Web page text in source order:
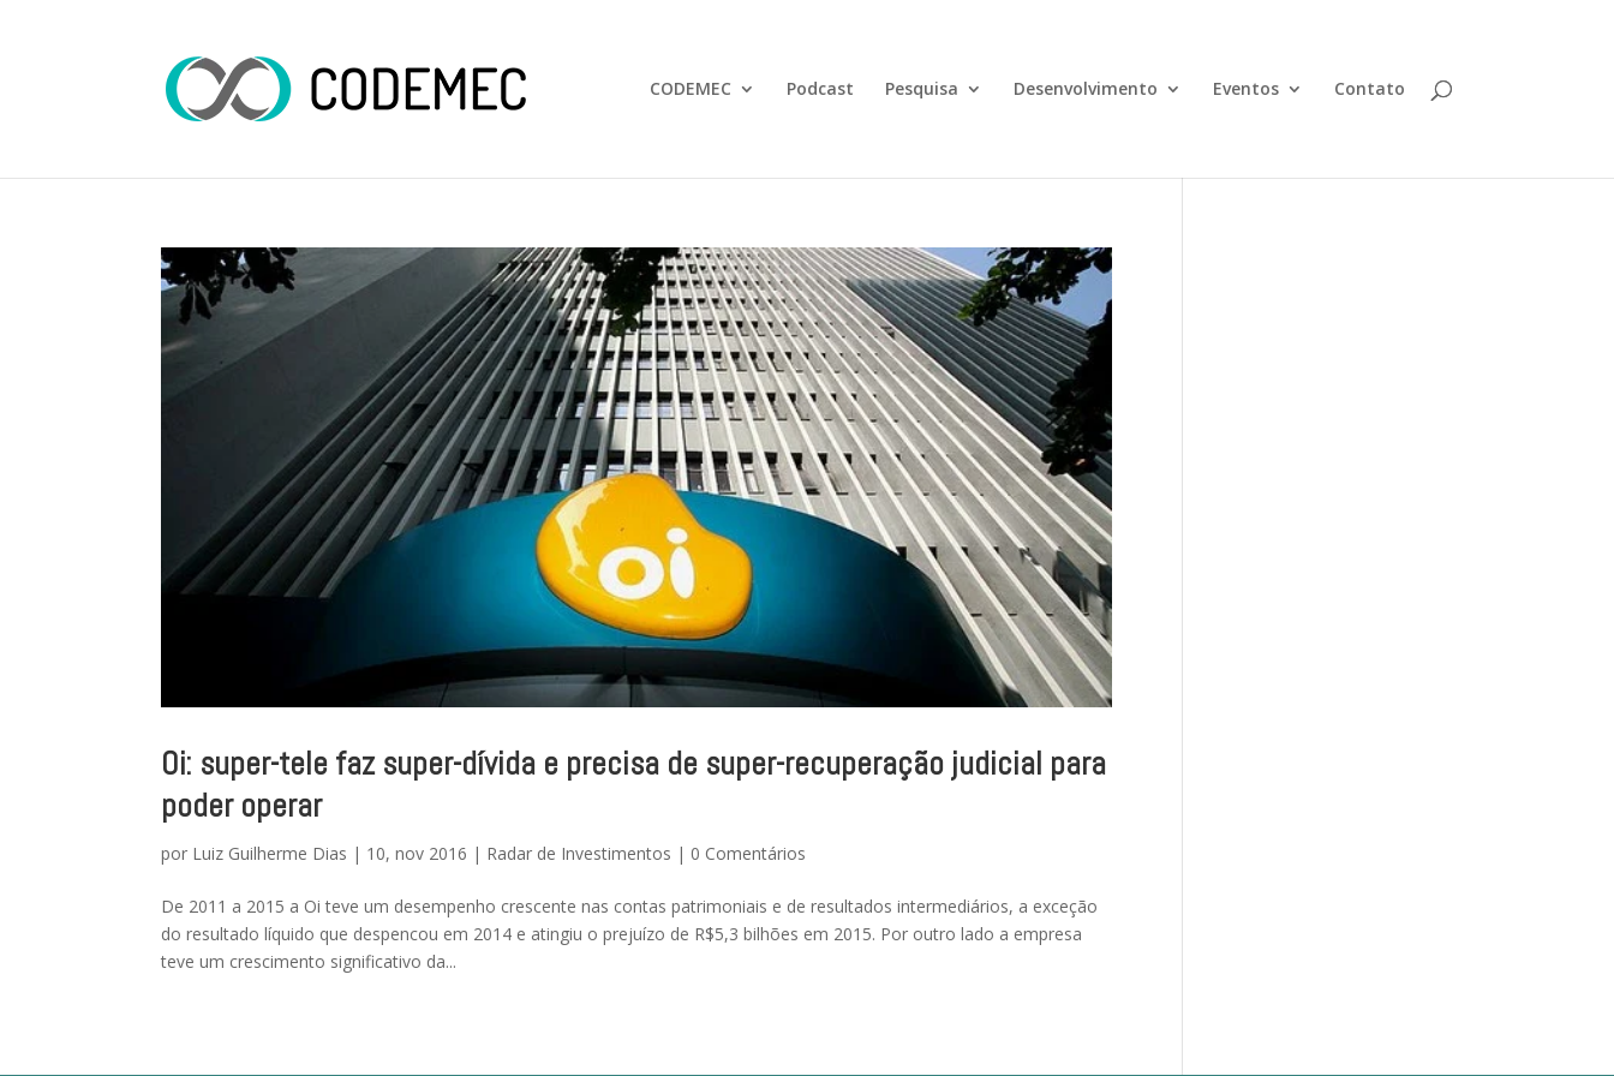
CODEMEC Podcast Pesquisa Desenvolvimento Eventos Contato
Oi: super-tele faz super-dívida e precisa de super-recuperação judicial para
poder operar
por Luiz Guilherme Dias | 10, nov 2016 | Radar de Investimentos | 0 Comentários
De 2011 a 2015 a Oi teve um desempenho crescente nas contas patrimoniais e de resultados intermediários, a exceção
do resultado líquido que despencou em 2014 e atingiu o prejuízo de R$5,3 bilhões em 2015. Por outro lado a empresa
teve um crescimento significativo da...